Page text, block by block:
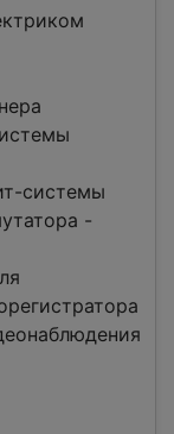
системы
-